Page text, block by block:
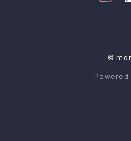
©
Powered